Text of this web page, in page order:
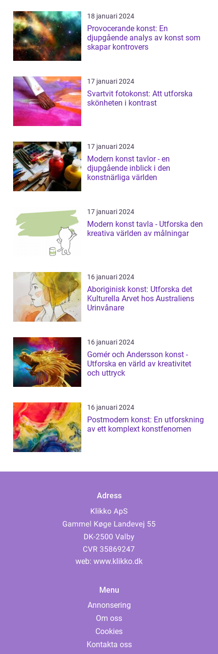
18 januari 2024
Provocerande konst: En
djupgående analys av konst som
skapar kontrovers
17 januari 2024
Svartvit fotokonst: Att utforska
skönheten i kontrast
17 januari 2024
Modern konst tavlor - en
djupgående inblick i den
konstnärliga världen
17 januari 2024
Modern konst tavla - Utforska den
kreativa världen av målningar
16 januari 2024
Aboriginisk konst: Utforska det
Kulturella Arvet hos Australiens
Urinvånare
16 januari 2024
Gomér och Andersson konst -
Utforska en värld av kreativitet
och uttryck
16 januari 2024
Postmodern konst: En utforskning
av ett komplext konstfenomen
Adress
web: www.klikko.dk
Menu
Annonsering
Om oss
Cookies
Kontakta oss